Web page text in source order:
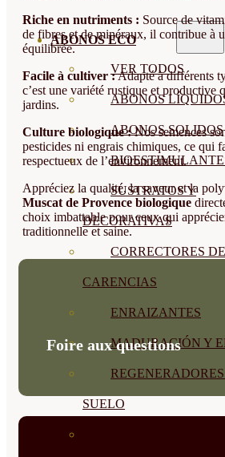
ABONOS ECO
VER TODOS
ABONOS
ABONOS SOLIDOS
SUSTRATOS Y
DECORATIVAS
CORRECTORES DE
CARENCIAS
ENRAIZANTES
MADURACIÓN Y
SUELO
Riche en nutriments : Source de
de fibres et de minéraux, il contribue à
équilibrée.
Facile à cultiver :Adapté à différents
c’est une variété rustique et productive
jardins.
Culture biologique :Nos semences
pesticides ni engrais chimiques, ce qui
respectueux de l’environnement.
Appréciez la qualité, la saveur et la
Muscat de Provence biologique
choix imbattable pour ceux qui
traditionnelle et saine.
Foire aux questions